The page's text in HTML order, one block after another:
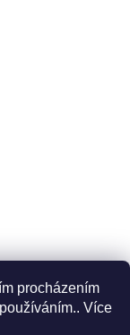
procházením
Více